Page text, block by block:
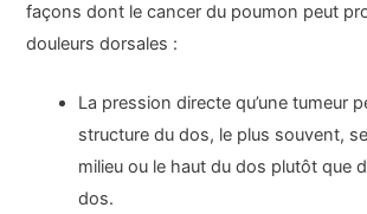
façons dont le cancer du poumon peut
douleurs dorsales :
La pression directe qu’une tumeur
structure du dos, le plus souvent,
milieu ou le haut du dos plutôt que
dos.